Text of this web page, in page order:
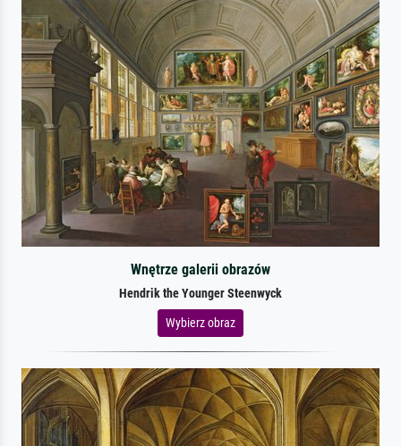
Wnętrze galerii obrazów
Hendrik the Younger Steenwyck
Wybierz obraz